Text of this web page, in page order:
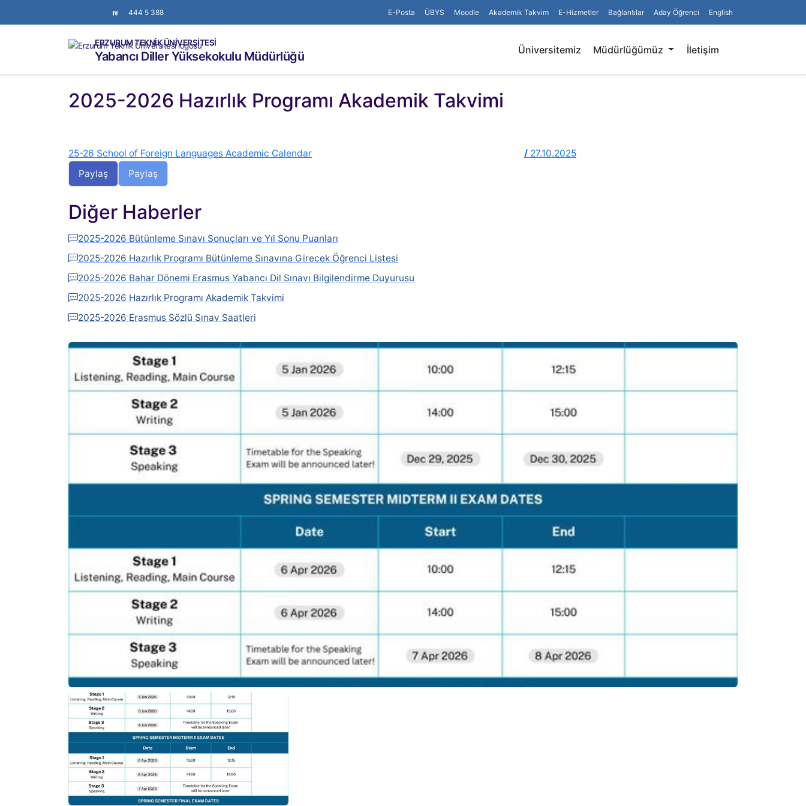
444 5 388 E-Posta ÜBYS Moodle Akademik Takvim E-Hizmetler Bağlantılar Aday Öğrenci English
ERZURUM TEKNİK ÜNİVERSİTESİ
Yabancı Diller Yüksekokulu Müdürlüğü Üniversitemiz Müdürlüğümüz İletişim
2025-2026 Hazırlık Programı Akademik Takvimi
25-26 School of Foreign Languages Academic Calendar / 27.10.2025
Paylaş
Paylaş
Diğer Haberler
2025-2026 Bütünleme Sınavı Sonuçları ve Yıl Sonu Puanları
2025-2026 Hazırlık Programı Bütünleme Sınavına Girecek Öğrenci Listesi
2025-2026 Bahar Dönemi Erasmus Yabancı Dil Sınavı Bilgilendirme Duyurusu
2025-2026 Hazırlık Programı Akademik Takvimi
2025-2026 Erasmus Sözlü Sınav Saatleri